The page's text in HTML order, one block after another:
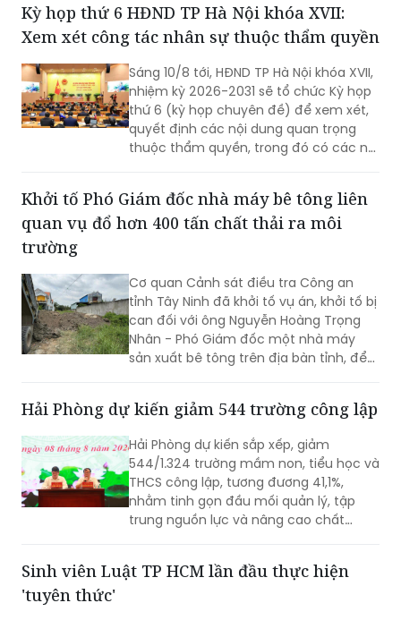
Kỳ họp thứ 6 HĐND TP Hà Nội khóa XVII:
Xem xét công tác nhân sự thuộc thẩm quyền
Sáng 10/8 tới, HĐND TP Hà Nội khóa XVII,
nhiệm kỳ 2026-2031 sẽ tổ chức Kỳ họp
thứ 6 (kỳ họp chuyên đề) để xem xét,
quyết định các nội dung quan trọng
thuộc thẩm quyền, trong đó có các nội
Khởi tố Phó Giám đốc nhà máy bê tông liên
quan vụ đổ hơn 400 tấn chất thải ra môi
trường
Cơ quan Cảnh sát điều tra Công an
tỉnh Tây Ninh đã khởi tố vụ án, khởi tố bị
can đối với ông Nguyễn Hoàng Trọng
Nhân - Phó Giám đốc một nhà máy
sản xuất bê tông trên địa bàn tỉnh, để
đến việc đổ, chôn lấp trái phép hơn
Hải Phòng dự kiến giảm 544 trường công lập
Hải Phòng dự kiến sắp xếp, giảm
544/1.324 trường mầm non, tiểu học và
THCS công lập, tương đương 41,1%,
nhằm tinh gọn đầu mối quản lý, tập
trung nguồn lực và nâng cao chất
Sinh viên Luật TP HCM lần đầu thực hiện
'tuyên thức'